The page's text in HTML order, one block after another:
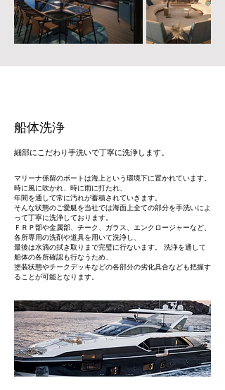
船体洗浄
細部にこだわり手洗いで丁寧に洗浄します。
マリーナ係留のボートは海上という環境下に置かれています。
時に風に吹かれ、時に雨に打たれ、
年間を通して常に汚れが蓄積されていきます。
そんな状態のご愛艇を当社では海面上全ての部分を手洗いによ
って丁寧に洗浄しております。
ＦＲＰ部や金属部、チーク、ガラス、エンクロージャーなど、
各所専用の洗剤や道具を用いて洗浄し、
最後は水滴の拭き取りまで完璧に行ないます。 洗浄を通して
船体の各所確認も行なうため、
塗装状態やチークデッキなどの各部分の劣化具合なども把握す
ることが可能となります。